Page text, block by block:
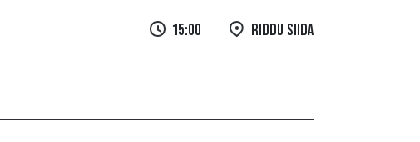
15:00 Riddu Siida